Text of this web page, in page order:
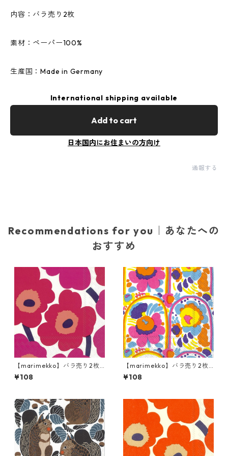
内容：バラ売り2枚
素材：ペーパー100%
生産国：Made in Germany
International shipping available
Add to cart
日本国内にお住まいの方向け
通報する
Recommendations for you｜あなたへの
おすすめ
【marimekko】バラ売り2枚
カクテルサイズ ペーパーナプ
キン UNIKKO ホワイト×レッ
¥108
【marimekko】バラ売り2枚
カクテルサイズ ペーパーナプ
キン KARUSELLI ホワイト
¥108